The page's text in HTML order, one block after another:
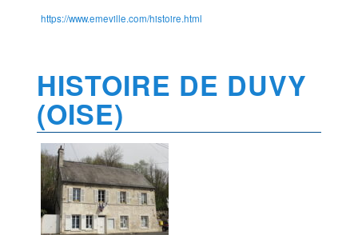
https://www.emeville.com/histoire.html
HISTOIRE DE DUVY
(OISE)